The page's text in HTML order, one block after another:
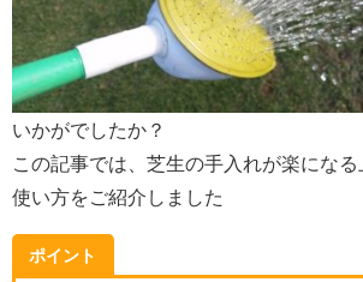
いかがでしたか？
この記事では、芝生の手入れが楽にな
使い方をご紹介しました
ポイント